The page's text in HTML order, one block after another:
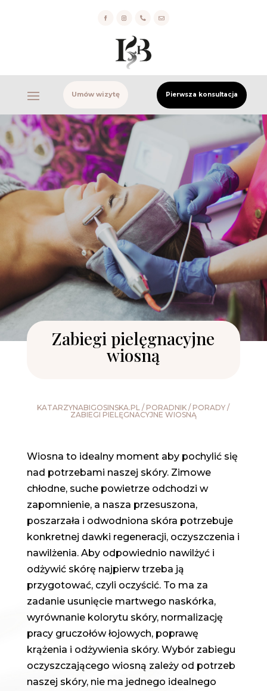
 
Umów wizytę Pierwsza konsultacja
Zabiegi pielęgnacyjne
wiosną
KATARZYNABIGOSINSKA.PL / PORADNIK / PORADY /
ZABIEGI PIELĘGNACYJNE WIOSNĄ
Wiosna to idealny moment aby pochylić się
nad potrzebami naszej skóry. Zimowe
chłodne, suche powietrze odchodzi w
zapomnienie, a nasza przesuszona,
poszarzała i odwodniona skóra potrzebuje
konkretnej dawki regeneracji, oczyszczenia i
nawilżenia. Aby odpowiednio nawilżyć i
odżywić skórę najpierw trzeba ją
przygotować, czyli oczyścić. To ma za
zadanie usunięcie martwego naskórka,
wyrównanie kolorytu skóry, normalizację
pracy gruczołów łojowych, poprawę
krążenia i odżywienia skóry. Wybór zabiegu
oczyszczającego wiosną zależy od potrzeb
naszej skóry, nie ma jednego idealnego